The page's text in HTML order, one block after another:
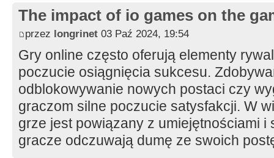
The impact of io games on the
przez longrinet 03 Paź 2024, 19:54
Gry online często oferują elementy
poczucie osiągnięcia sukcesu.
odblokowywanie nowych postaci czy
graczom silne poczucie satysfakcji. W
grze jest powiązany z umiejętnościami i
gracze odczuwają dumę ze swoich